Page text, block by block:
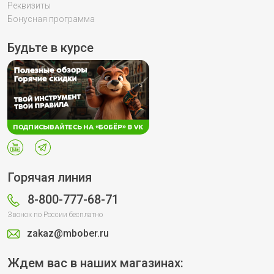
Реквизиты
Бонусная программа
Будьте в курсе
Горячая линия
8-800-777-68-71
Звонок по России бесплатно
zakaz@mbober.ru
Ждем вас в наших магазинах: